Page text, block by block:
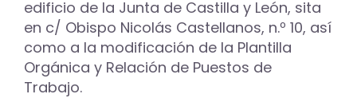
edificio de la Junta de Castilla y León, sita
en c/ Obispo Nicolás Castellanos, n.º 10, así
como a la modificación de la Plantilla
Orgánica y Relación de Puestos de
Trabajo.